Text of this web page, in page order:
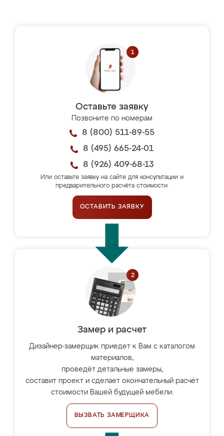
Оставьте заявку
Позвоните по номерам
8 (800) 511-89-55
8 (495) 665-24-01
8 (926) 409-68-13
Или оставьте заявку на сайте для консультации и
предварительного расчёта стоимости.
ОСТАВИТЬ ЗАЯВКУ
Замер и расчет
Дизайнер-замерщик приедет к Вам с каталогом
материалов,
проведёт детальные замеры,
составит проект и сделает окончательный расчёт
стоимости Вашей будущей мебели.
ВЫЗВАТЬ ЗАМЕРЩИКА